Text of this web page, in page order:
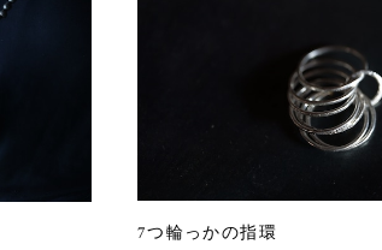
7つ輪っかの指環